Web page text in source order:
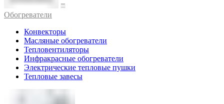
Обогреватели
Конвекторы
Масляные обогреватели
Тепловентиляторы
Инфракрасные обогреватели
Электрические тепловые пушки
Тепловые завесы